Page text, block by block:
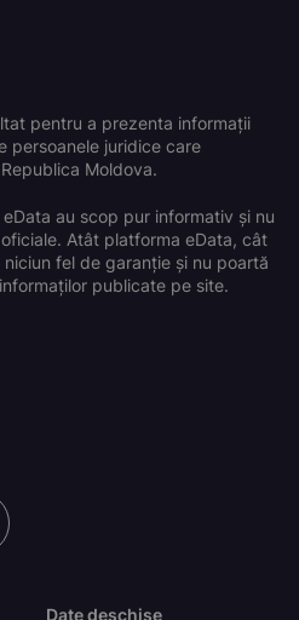
pentru a prezenta informații
persoanele juridice care
Moldova.
au scop pur informativ și nu
Atât platforma eData, cât
fel de garanție și nu poartă
publicate pe site.
Date deschise